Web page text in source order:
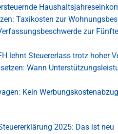
Taxikosten zur
zur
lehnt Steuererlass trotz hoher
Wann
Kein
2025: Das ist neu